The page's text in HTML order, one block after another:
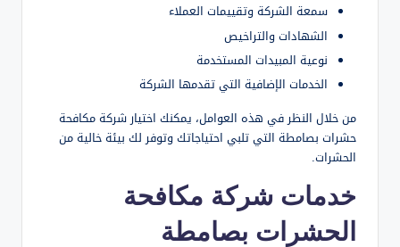
سمعة الشركة وتقييمات العملاء
الشهادات والتراخيص
نوعية المبيدات المستخدمة
الخدمات الإضافية التي تقدمها الشركة
من خلال النظر في هذه العوامل، يمكنك اختيار شركة مكافحة
حشرات بصامطة التي تلبي احتياجاتك وتوفر لك بيئة خالية من
الحشرات.
خدمات شركة مكافحة
الحشرات بصامطة